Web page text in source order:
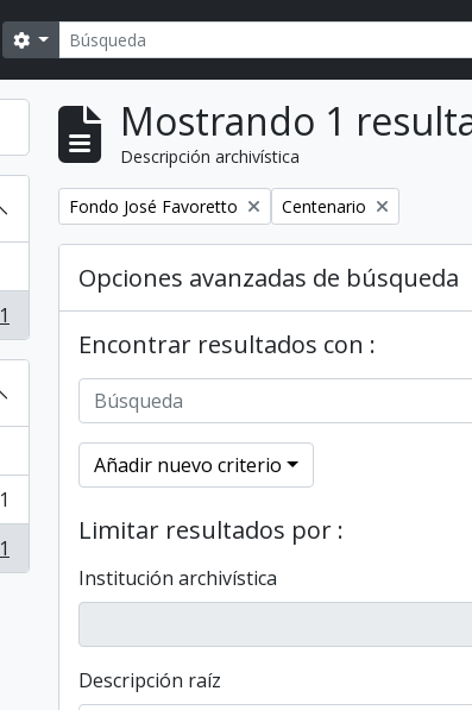
Búsqueda
Search options
1
1
1
Mostrando 1
Descripción archivística
Remover filtro
Fondo José Favoretto Remover filtro
Centenario
Opciones avanzadas de búsqueda
Encontrar resultados con :
Añadir nuevo criterio
Limitar resultados por :
Institución archivística
Descripción raíz